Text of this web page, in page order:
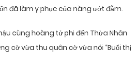
đã làm y phục của nàng ướt đẫm.
cùng hoàng tử phi đến Thừa Nhân
cờ vừa thu quân cờ vừa nói “Buổi thị